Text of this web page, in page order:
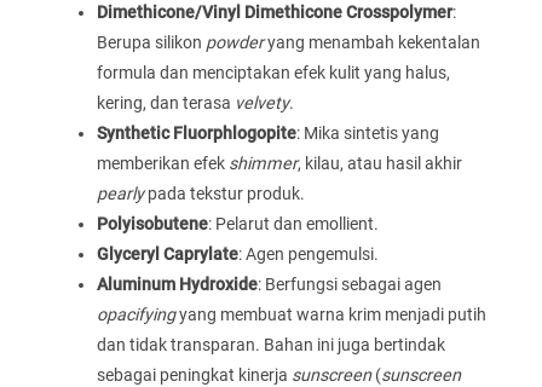
Dimethicone/Vinyl Dimethicone Crosspolymer:
Berupa silikon powderyang menambah kekentalan
formula dan menciptakan efek kulit yang halus,
kering, dan terasa velvety.
Synthetic Fluorphlogopite: Mika sintetis yang
memberikan efek shimmer, kilau, atau hasil akhir
pearlypada tekstur produk.
Polyisobutene: Pelarut dan emollient.
Glyceryl Caprylate: Agen pengemulsi.
Aluminum Hydroxide: Berfungsi sebagai agen
opacifyingyang membuat warna krim menjadi putih
dan tidak transparan. Bahan ini juga bertindak
sebagai peningkat kinerja sunscreen(sunscreen